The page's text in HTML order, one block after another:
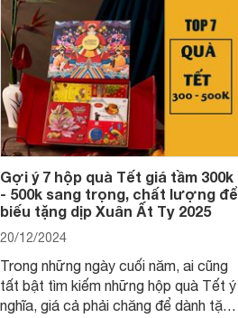
Gợi ý 7 hộp quà Tết giá tầm 300k
- 500k sang trọng, chất lượng để
biếu tặng dịp Xuân Ất Tỵ 2025
20/12/2024
Trong những ngày cuối năm, ai cũng
tất bật tìm kiếm những hộp quà Tết ý
nghĩa, giá cả phải chăng để dành tặng